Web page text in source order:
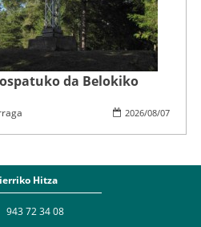
da Belokiko
2026/08/07
Hitza
943 72 34 08